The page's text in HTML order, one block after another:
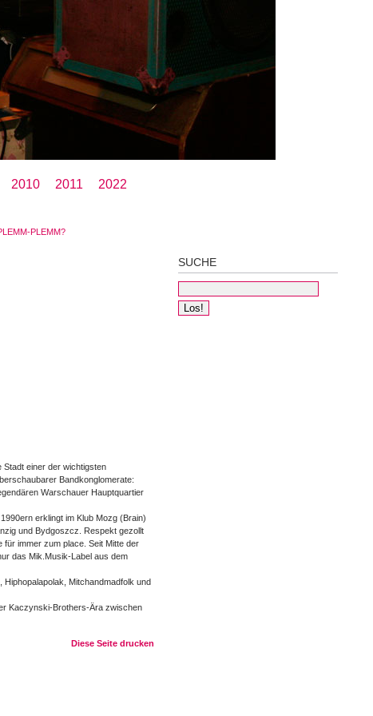
2010 2011 2022
PLEMM?
SUCHE
einer der wichtigsten
Bandkonglomerate:
Warschauer Hauptquartier
erklingt im Klub Mozg (Brain)
und Bydgoszcz. Respekt gezollt
für immer zum place. Seit Mitte der
das Mik.Musik-Label aus dem
Mitchandmadfolk und
Kaczynski-Brothers-Ära zwischen
Diese Seite drucken